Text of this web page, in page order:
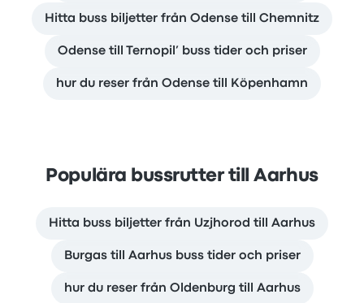
Hitta buss biljetter från Odense till Chemnitz
Odense till Ternopil’ buss tider och priser
hur du reser från Odense till Köpenhamn
Populära bussrutter till Aarhus
Hitta buss biljetter från Uzjhorod till Aarhus
Burgas till Aarhus buss tider och priser
hur du reser från Oldenburg till Aarhus